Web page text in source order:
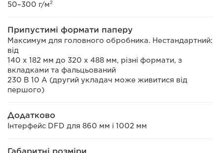
50–300 г/м²
Припустимі формати паперу
Максимум для головного обробника. Нестандартний:
від
140 х 182 мм до 320 х 488 мм, різні формати, з
вкладками та фальцьований
230 В 10 А (другий укладач може живитися від
першого)
Додатково
Інтерфейс DFD для 860 мм і 1002 мм